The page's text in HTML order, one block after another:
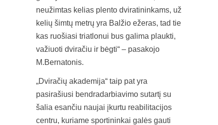
neužimtas kelias plento dviratininkams, už
kelių šimtų metrų yra Balžio ežeras, tad tie
kas ruošiasi triatlonui bus galima plaukti,
važiuoti dviračiu ir bėgti“ – pasakojo
M.Bernatonis.
„Dviračių akademija“ taip pat yra
pasirašiusi bendradarbiavimo sutartį su
šalia esančiu naujai įkurtu reabilitacijos
centru, kuriame sportininkai galės gauti